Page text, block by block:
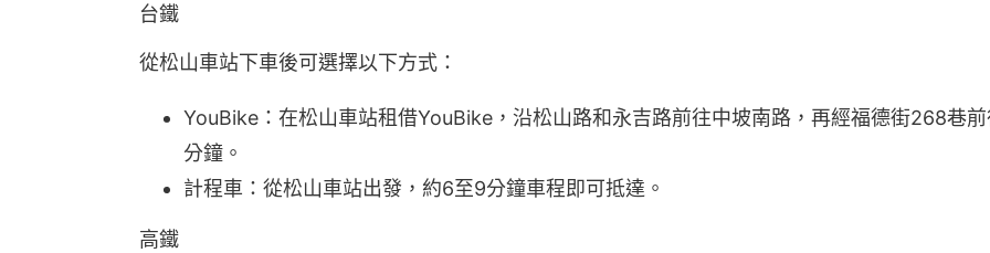
台鐵
從松山車站下車後可選擇以下方式：
YouBike：在松山車站租借YouBike，沿松山路和永吉路前往中坡南路，再經福德街268巷
分鐘。
計程車：從松山車站出發，約6至9分鐘車程即可抵達。
高鐵